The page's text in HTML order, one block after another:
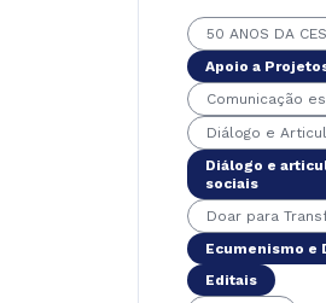
50 ANOS DA
Apoio a
Comunicação
Diálogo e
Diálogo e
sociais
Doar para
Ecumenismo e
Editais